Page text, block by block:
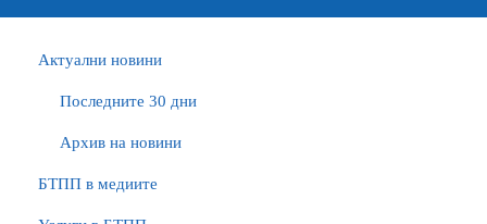
Актуални новини
Последните 30 дни
Архив на новини
БTПП в медиите